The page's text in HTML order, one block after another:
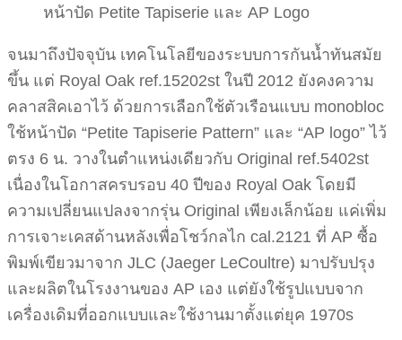
หน้าปัด Petite Tapiserie และ AP Logo
จนมาถึงปัจจุบัน เทคโนโลยีของระบบการกันน้ำทันสมัย
ขึ้น แต่ Royal Oak ref.15202st ในปี 2012 ยังคงความ
คลาสสิคเอาไว้ ด้วยการเลือกใช้ตัวเรือนแบบ monobloc
ใช้หน้าปัด “Petite Tapiserie Pattern” และ “AP logo” ไว้
ตรง 6 น. วางในตำแหน่งเดียวกับ Original ref.5402st
เนื่องในโอกาสครบรอบ 40 ปีของ Royal Oak โดยมี
ความเปลี่ยนแปลงจากรุ่น Original เพียงเล็กน้อย แค่เพิ่ม
การเจาะเคสด้านหลังเพื่อโชว์กลไก cal.2121 ที่ AP ซื้อ
พิมพ์เขียวมาจาก JLC (Jaeger LeCoultre) มาปรับปรุง
และผลิตในโรงงานของ AP เอง แต่ยังใช้รูปแบบจาก
เครื่องเดิมที่ออกแบบและใช้งานมาตั้งแต่ยุค 1970s